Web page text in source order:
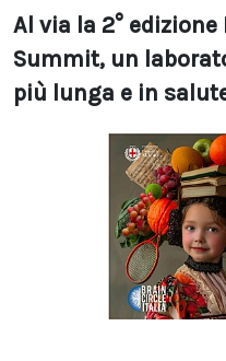
Al via la 2°
Summit, un
più lunga e in